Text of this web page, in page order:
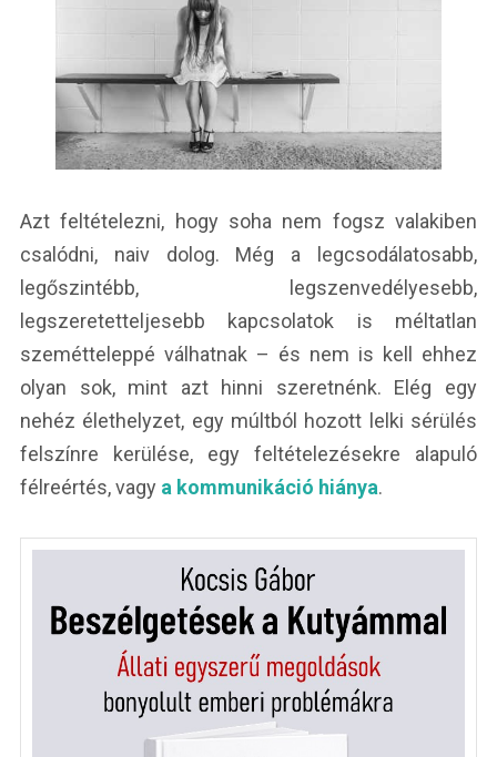
Azt feltételezni, hogy soha nem fogsz valakiben
csalódni, naiv dolog. Még a legcsodálatosabb,
legőszintébb, legszenvedélyesebb,
legszeretetteljesebb kapcsolatok is méltatlan
szemétteleppé válhatnak – és nem is kell ehhez
olyan sok, mint azt hinni szeretnénk. Elég egy
nehéz élethelyzet, egy múltból hozott lelki sérülés
felszínre kerülése, egy feltételezésekre alapuló
félreértés, vagy a kommunikáció hiánya.